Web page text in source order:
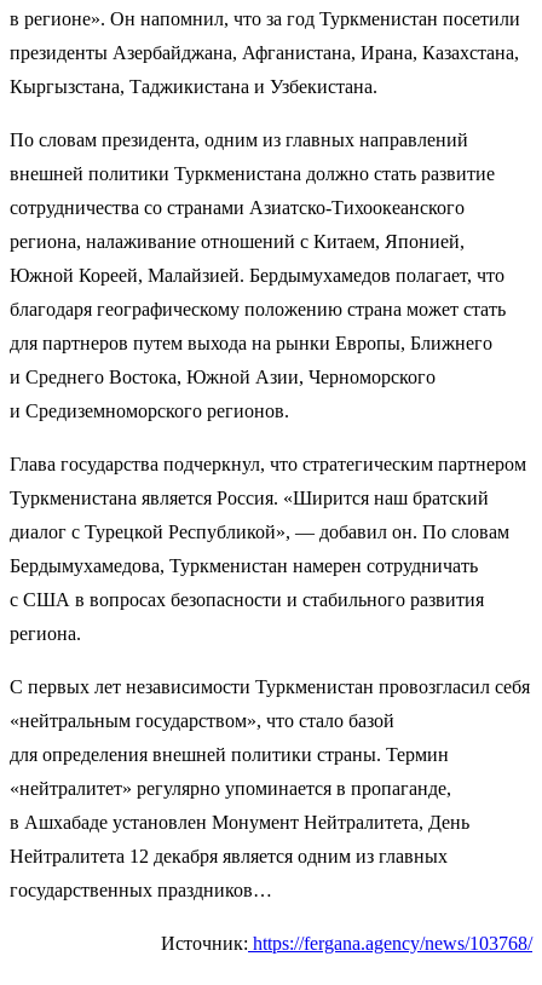
в регионе». Он напомнил, что за год Туркменистан посетили
президенты Азербайджана, Афганистана, Ирана, Казахстана,
Кыргызстана, Таджикистана и Узбекистана.
По словам президента, одним из главных направлений
внешней политики Туркменистана должно стать развитие
сотрудничества со странами Азиатско-Тихоокеанского
региона, налаживание отношений с Китаем, Японией,
Южной Кореей, Малайзией. Бердымухамедов полагает, что
благодаря географическому положению страна может стать
для партнеров путем выхода на рынки Европы, Ближнего
и Среднего Востока, Южной Азии, Черноморского
и Средиземноморского регионов.
Глава государства подчеркнул, что стратегическим партнером
Туркменистана является Россия. «Ширится наш братский
диалог с Турецкой Республикой», — добавил он. По словам
Бердымухамедова, Туркменистан намерен сотрудничать
с США в вопросах безопасности и стабильного развития
региона.
С первых лет независимости Туркменистан провозгласил себя
«нейтральным государством», что стало базой
для определения внешней политики страны. Термин
«нейтралитет» регулярно упоминается в пропаганде,
в Ашхабаде установлен Монумент Нейтралитета, День
Нейтралитета 12 декабря является одним из главных
государственных праздников…
Источник: https://fergana.agency/news/103768/